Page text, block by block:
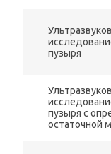
пузыря
пузыря с
остаточной